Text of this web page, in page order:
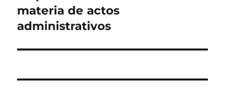
materia de actos
administrativos